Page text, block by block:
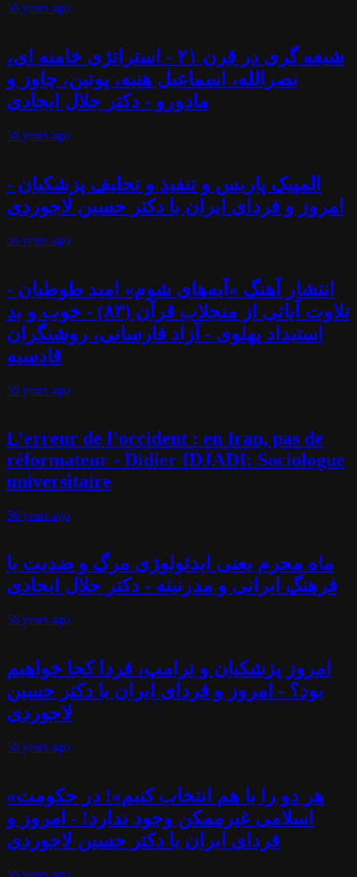
56 years ago
شیعه گری در قرن ۲۱ - استراتژی خامنه ای،
نصرالله، اسماعیل هنیه، پوتین، چاوز و
مادورو - دکتر جلال ایجادی
56 years ago
المپیک پاریس و تنفیذ و تحلیف پزشکیان -
امروز و فردای ایران با دکتر حسین لاجوردی
56 years ago
انتشار آهنگ «آیه‌های شوم» امید طوطیان -
تلاوت آیاتی از منجلاب قرآن (۸۳) - خوب و بد
استبداد پهلوی - آزاد فارسانی، روشنگران
قادسیه
56 years ago
L’erreur de l’occident : en Iran, pas de
réformateur - Didier IDJADI: Sociologue
universitaire
56 years ago
ماه محرم یعنی ایدئولوژی مرگ و ضدیت با
فرهنگ ایرانی و مدرنیته - دکتر جلال ایجادی
56 years ago
امروز پزشکیان و ترامپ، فردا کجا خواهیم
بود؟ - امروز و فردای ایران با دکتر حسین
لاجوردی
56 years ago
«هر دو را با هم انتخاب کنیم»! در حکومت
اسلامی غیرممکن وجود ندارد! - امروز و
فردای ایران با دکتر حسین لاجوردی
56 years ago